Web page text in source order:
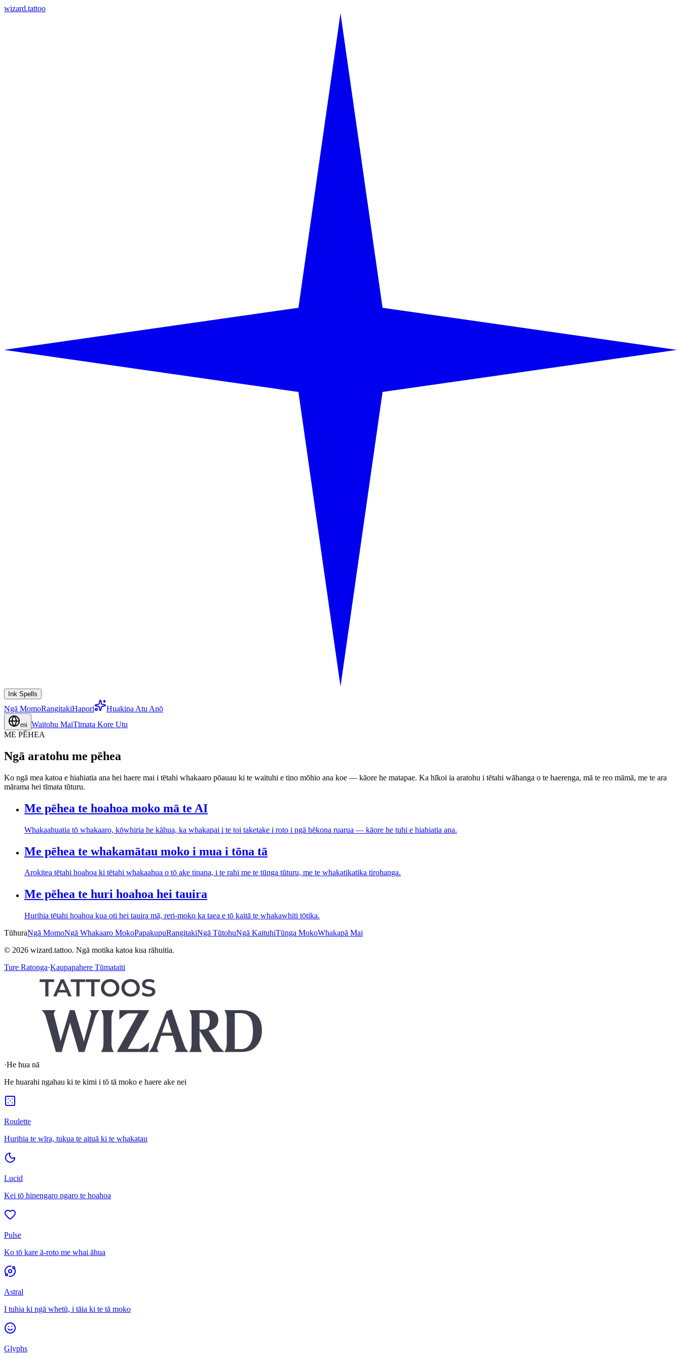
wizard.tattoo
Ink Spells
Ngā MomoRangitakiHapori Huakina Atu Anō
mi Waitohu MaiTīmata Kore Utu
ME PĒHEA
Ngā aratohu me pēhea
Ko ngā mea katoa e hiahiatia ana hei haere mai i tētahi whakaaro pōauau ki te waituhi e tino mōhio ana koe — kāore he matapae. Ka hīkoi ia aratohu i tētahi wāhanga o te haerenga, mā te reo māmā, me te ara
mārama hei tīmata tūturu.
Me pēhea te hoahoa moko mā te AI
Whakaahuatia tō whakaaro, kōwhiria he kāhua, ka whakapai i te toi taketake i roto i ngā hēkona ruarua — kāore he tuhi e hiahiatia ana.
Me pēhea te whakamātau moko i mua i tōna tā
Arokitea tētahi hoahoa ki tētahi whakaahua o tō ake tinana, i te rahi me te tūnga tūturu, me te whakatikatika tirohanga.
Me pēhea te huri hoahoa hei tauira
Hurihia tētahi hoahoa kua oti hei tauira mā, reri-moko ka taea e tō kaitā te whakawhiti tōtika.
TūhuraNgā MomoNgā Whakaaro MokoPapakupuRangitakiNgā TūtohuNgā KaituhiTūnga MokoWhakapā Mai
© 2026 wizard.tattoo. Ngā motika katoa kua rāhuitia.
Ture Ratonga·Kaupapahere Tūmataiti
·He hua nā
He huarahi ngahau ki te kimi i tō tā moko e haere ake nei
Roulette
Hurihia te wīra, tukua te aituā ki te whakatau
Lucid
Kei tō hinengaro ngaro te hoahoa
Pulse
Ko tō kare ā-roto me whai āhua
Astral
I tuhia ki ngā whetū, i tāia ki te tā moko
Glyphs